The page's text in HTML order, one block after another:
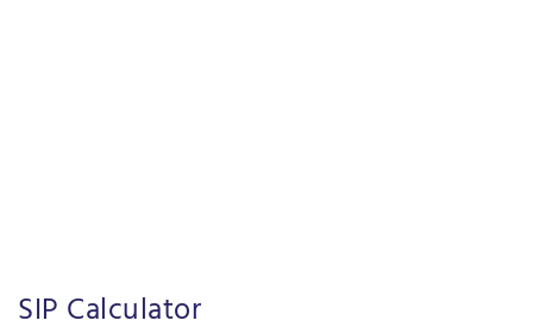
SIP Calculator